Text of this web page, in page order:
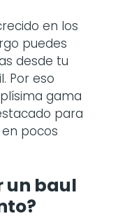
en los
puedes
desde tu
Por eso
gama
para
pocos
un baul
?